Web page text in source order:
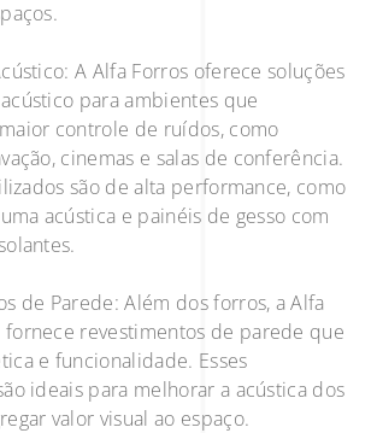
A Alfa Forros oferece soluções
para ambientes que
controle de ruídos, como
cinemas e salas de conferência.
são de alta performance, como
acústica e painéis de gesso com
de Parede: Além dos forros, a Alfa
fornece revestimentos de parede que
e funcionalidade. Esses
ideais para melhorar a acústica dos
valor visual ao espaço.